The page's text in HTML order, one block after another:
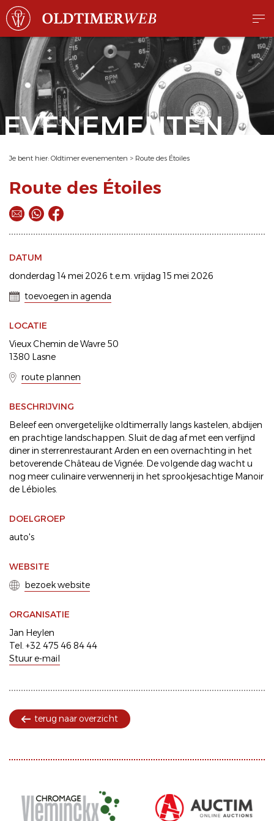
EVENEMENTEN
Je bent hier: Oldtimer evenementen > Route des Étoiles
Route des Étoiles
DATUM
donderdag 14 mei 2026 t.e.m. vrijdag 15 mei 2026
toevoegen in agenda
LOCATIE
Vieux Chemin de Wavre 50
1380 Lasne
route plannen
BESCHRIJVING
Beleef een onvergetelijke oldtimerrally langs kastelen, abdijen
en prachtige landschappen. Sluit de dag af met een verfijnd
diner in sterrenrestaurant Arden en een overnachting in het
betoverende Château de Vignée. De volgende dag wacht u
nog meer culinaire verwennerij in het sprookjesachtige Manoir
de Lébioles.
DOELGROEP
auto's
WEBSITE
bezoek website
ORGANISATIE
Jan Heylen
Tel. +32 475 46 84 44
Stuur e-mail
terug naar overzicht